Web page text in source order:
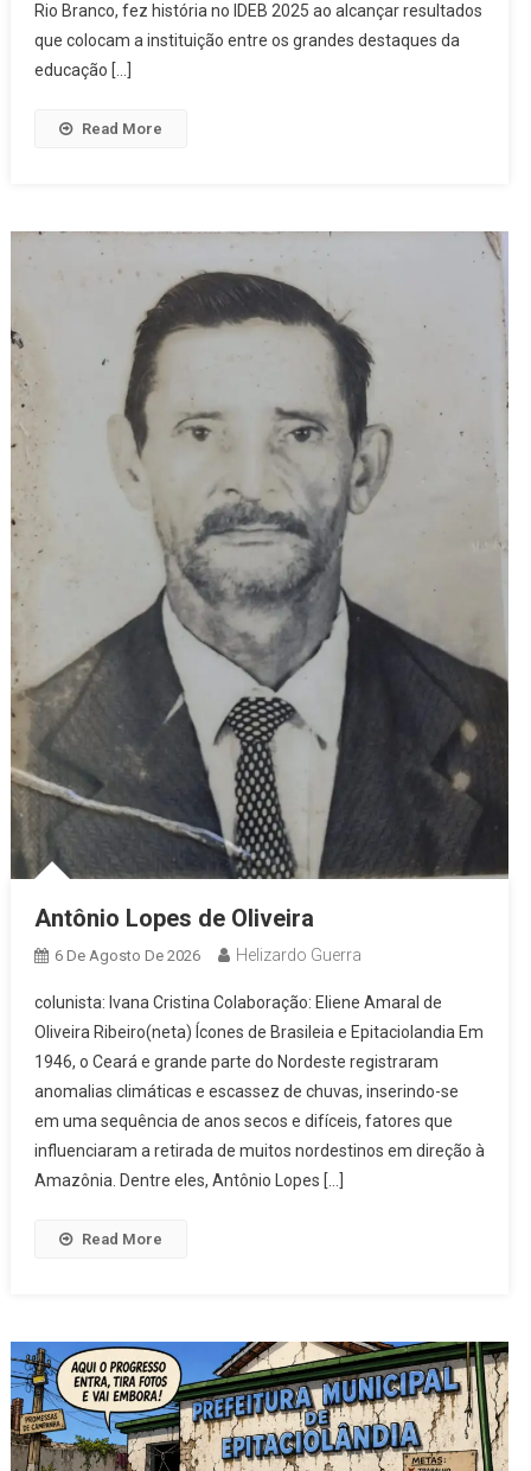
Rio Branco, fez história no IDEB 2025 ao alcançar resultados
que colocam a instituição entre os grandes destaques da
educação […]
Read More
Antônio Lopes de Oliveira
6 De Agosto De 2026 Helizardo Guerra
colunista: Ivana Cristina Colaboração: Eliene Amaral de
Oliveira Ribeiro(neta) Ícones de Brasileia e Epitaciolandia Em
1946, o Ceará e grande parte do Nordeste registraram
anomalias climáticas e escassez de chuvas, inserindo-se
em uma sequência de anos secos e difíceis, fatores que
influenciaram a retirada de muitos nordestinos em direção à
Amazônia. Dentre eles, Antônio Lopes […]
Read More